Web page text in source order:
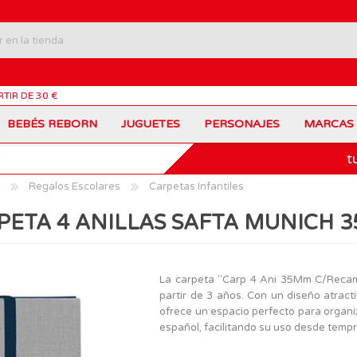
DE 30 €
BEBÉS REBORN JUGUETES
Carros Portamochilas Coches de Juguete
Muñecas
Patinetes
PERSONAJES
Bob Esponja Disney
Princesas Disney Sonic
The Beasties
MARCAS
Barbie Barriguitas
Scalextric VTech
MARCAS
Regalos Escolares Carpetas Infantiles
4 ANILLAS SAFTA MUNICH
La carpeta "Carp 4 Ani 35Mm C/
partir de 3 años. Con un diseño
ofrece un espacio perfecto para
español, facilitando su uso desde